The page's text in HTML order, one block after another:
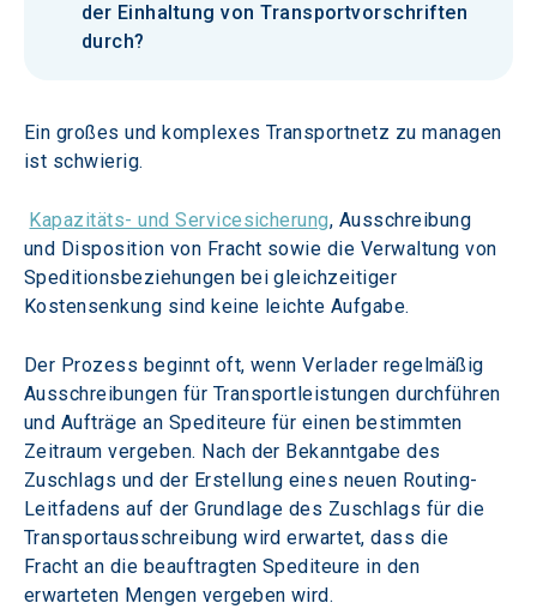
der Einhaltung von Transportvorschriften
durch?
Ein großes und komplexes Transportnetz zu managen
ist schwierig.
Kapazitäts- und Servicesicherung, Ausschreibung
und Disposition von Fracht sowie die Verwaltung von
Speditionsbeziehungen bei gleichzeitiger
Kostensenkung sind keine leichte Aufgabe.
Der Prozess beginnt oft, wenn Verlader regelmäßig
Ausschreibungen für Transportleistungen durchführen
und Aufträge an Spediteure für einen bestimmten
Zeitraum vergeben. Nach der Bekanntgabe des
Zuschlags und der Erstellung eines neuen Routing-
Leitfadens auf der Grundlage des Zuschlags für die
Transportausschreibung wird erwartet, dass die
Fracht an die beauftragten Spediteure in den
erwarteten Mengen vergeben wird.